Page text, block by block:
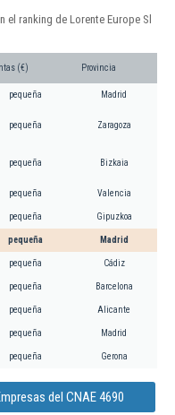
ranking de Lorente Europe Sl
(€) Provincia
pequeña Madrid
pequeña Zaragoza
pequeña Bizkaia
pequeña Valencia
pequeña Gipuzkoa
pequeña Madrid
pequeña Cádiz
pequeña Barcelona
pequeña Alicante
pequeña Madrid
pequeña Gerona
del CNAE 4690